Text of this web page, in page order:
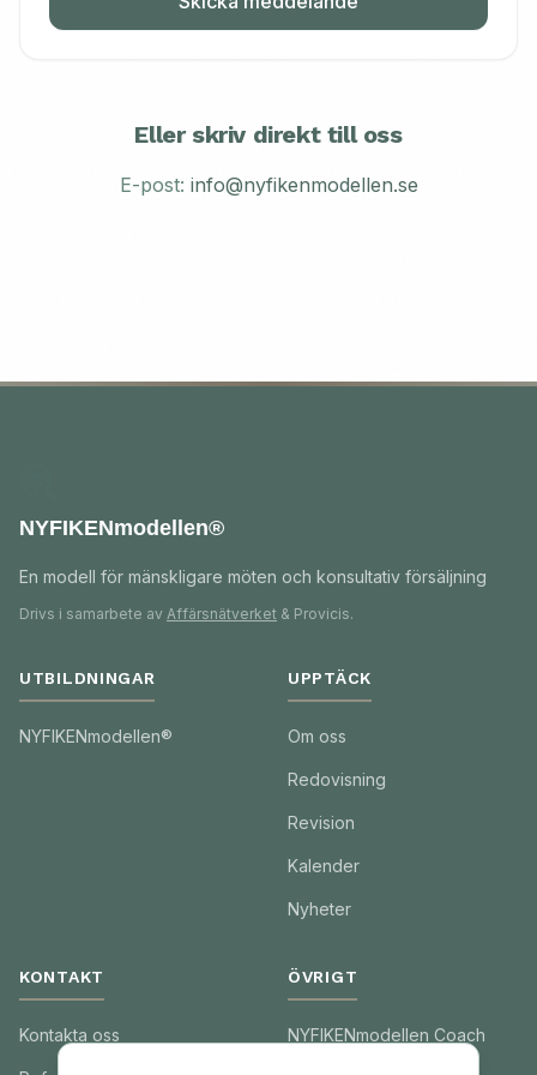
Eller skriv direkt till oss
E-post: info@nyfikenmodellen.se
NYFIKENmodellen®
En modell för mänskligare möten och konsultativ försäljning
Drivs i samarbete av Affärsnätverket & Provicis.
UTBILDNINGAR
NYFIKENmodellen®
UPPTÄCK
Om oss
Redovisning
Revision
Kalender
Nyheter
KONTAKT
Kontakta oss
ÖVRIGT
NYFIKENmodellen Coach